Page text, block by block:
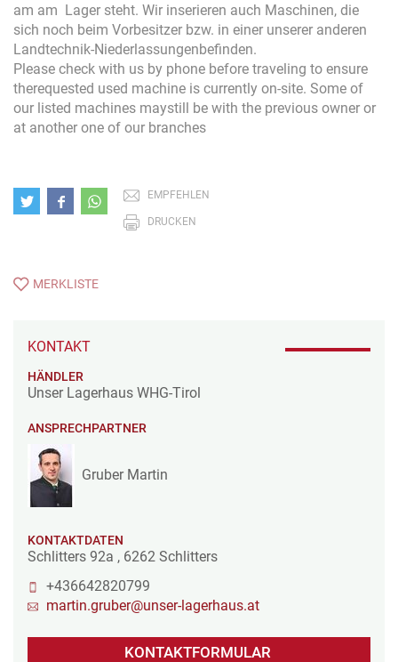
am am Lager steht. Wir inserieren auch Maschinen, die
sich noch beim Vorbesitzer bzw. in einer unserer anderen
Landtechnik-Niederlassungenbefinden.
Please check with us by phone before traveling to ensure
therequested used machine is currently on-site. Some of
our listed machines maystill be with the previous owner or
at another one of our branches
EMPFEHLEN
DRUCKEN
MERKLISTE
KONTAKT
HÄNDLER
Unser Lagerhaus WHG-Tirol
ANSPRECHPARTNER
Gruber Martin
KONTAKTDATEN
Schlitters 92a , 6262 Schlitters
+436642820799
martin.gruber@unser-lagerhaus.at
KONTAKTFORMULAR